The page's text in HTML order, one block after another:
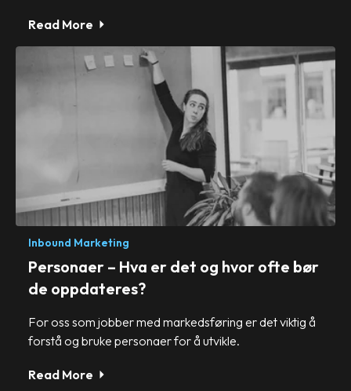
Read More
Inbound Marketing
Personaer – Hva er det og hvor ofte bør
de oppdateres?
For oss som jobber med markedsføring er det viktig å
forstå og bruke personaer for å utvikle.
Read More